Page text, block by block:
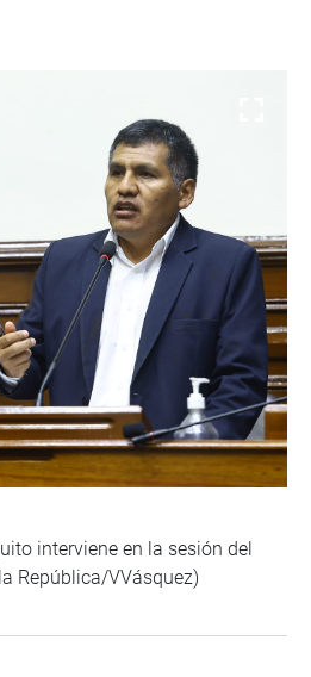
interviene en la sesión del
República/VVásquez)